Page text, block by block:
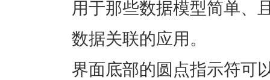
用于那些数据模型简单、
数据关联的应用。
界面底部的圆点指示符可